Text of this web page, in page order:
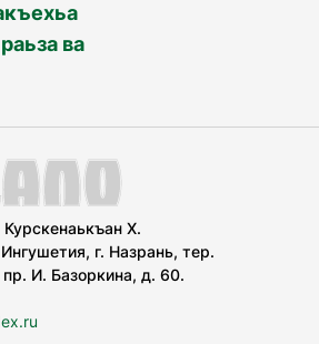
ва
Х.
г. Назрань, тер.
И. Базоркина, д. 60.